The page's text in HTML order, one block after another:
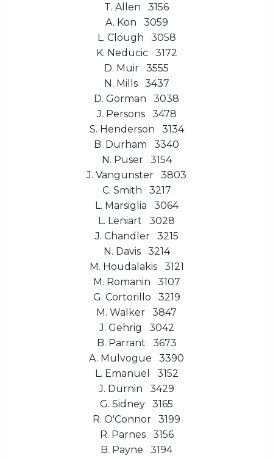
T. Allen 3156
A. Kon 3059
L. Clough 3058
K. Neducic 3172
D. Muir 3555
N. Mills 3437
D. Gorman 3038
J. Persons 3478
S. Henderson 3134
B. Durham 3340
N. Puser 3154
J. Vangunster 3803
C. Smith 3217
L. Marsiglia 3064
L. Leniart 3028
J. Chandler 3215
N. Davis 3214
M. Houdalakis 3121
M. Romanin 3107
G. Cortorillo 3219
M. Walker 3847
J. Gehrig 3042
B. Parrant 3673
A. Mulvogue 3390
L. Emanuel 3152
J. Durnin 3429
G. Sidney 3165
R. O'Connor 3199
R. Parnes 3156
B. Payne 3194